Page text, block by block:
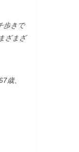
歩きで
ざまざ
歳、